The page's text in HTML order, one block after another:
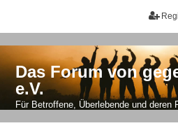
Das Forum von
e.V.
Für Betroffene, Überlebende und deren